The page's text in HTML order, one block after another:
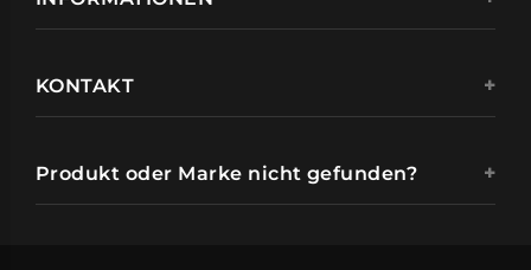
KONTAKT
Produkt oder Marke nicht gefunden?